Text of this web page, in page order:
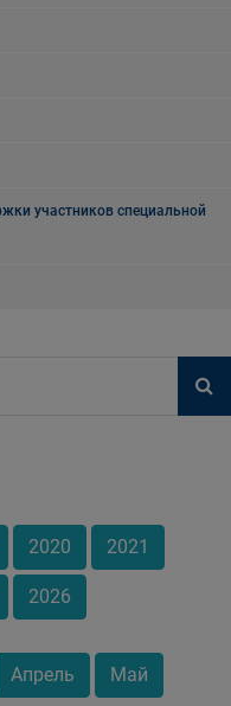
участников специальной
2020 2021
2026
Апрель Май